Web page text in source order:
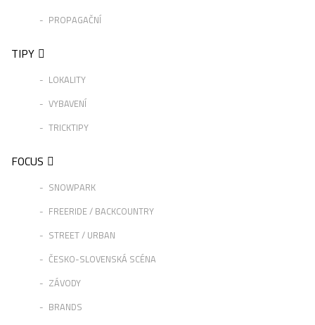
PROPAGAČNÍ
TIPY
LOKALITY
VYBAVENÍ
TRICKTIPY
FOCUS
SNOWPARK
FREERIDE / BACKCOUNTRY
STREET / URBAN
ČESKO-SLOVENSKÁ SCÉNA
ZÁVODY
BRANDS